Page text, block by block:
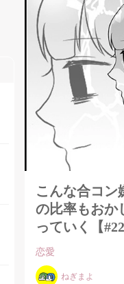
こんな合コン
の比率もおか
っていく【#22
恋愛
ねぎまよ